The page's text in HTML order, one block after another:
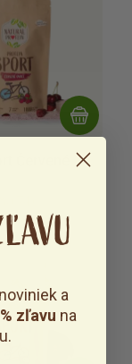
a
zľavu na